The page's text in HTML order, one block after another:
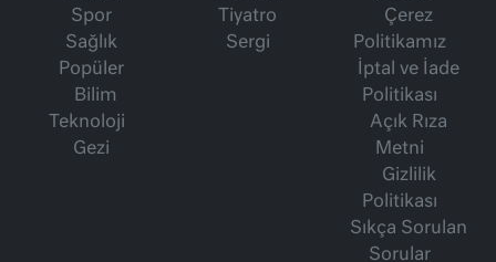
Spor
Sağlık
Popüler
Bilim
Teknoloji
Gezi
Tiyatro
Sergi
Çerez
Politikamız
İptal ve İade
Politikası
Açık Rıza
Metni
Gizlilik
Politikası
Sıkça Sorulan
Sorular